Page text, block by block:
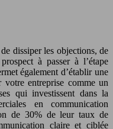
dissiper les objections, de
à passer à l’étape
également d’établir une
entreprise comme un
qui investissent dans la
en communication
de 30% de leur taux de
claire et ciblée